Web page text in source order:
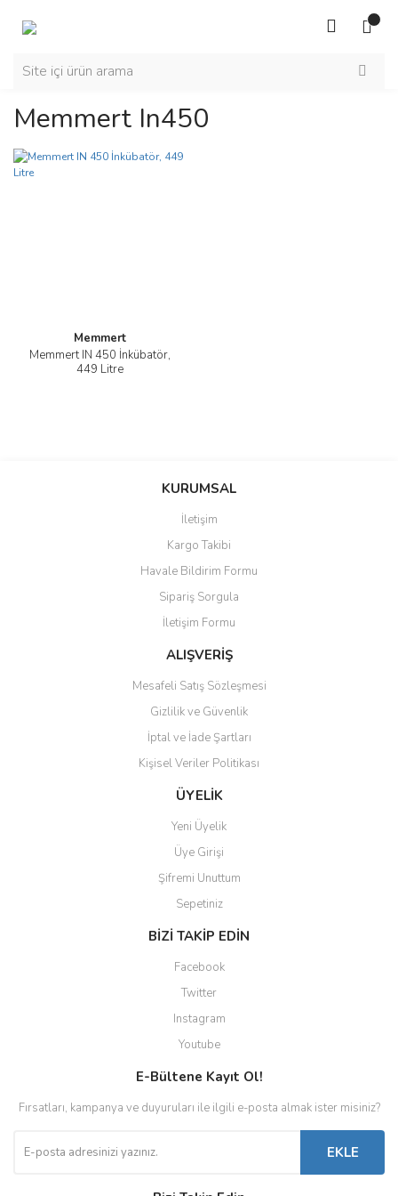
Memmert In450
Memmert
Memmert IN 450 İnkübatör,
449 Litre
KURUMSAL
İletişim
Kargo Takibi
Havale Bildirim Formu
Sipariş Sorgula
İletişim Formu
ALIŞVERİŞ
Mesafeli Satış Sözleşmesi
Gizlilik ve Güvenlik
İptal ve İade Şartları
Kişisel Veriler Politikası
ÜYELİK
Yeni Üyelik
Üye Girişi
Şifremi Unuttum
Sepetiniz
BİZİ TAKİP EDİN
Facebook
Twitter
Instagram
Youtube
E-Bültene Kayıt Ol!
Fırsatları, kampanya ve duyuruları ile ilgili e-posta almak ister misiniz?
EKLE